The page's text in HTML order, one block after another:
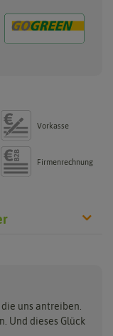
Vorkasse
Firmenrechnung
uns antreiben.
Und dieses Glück